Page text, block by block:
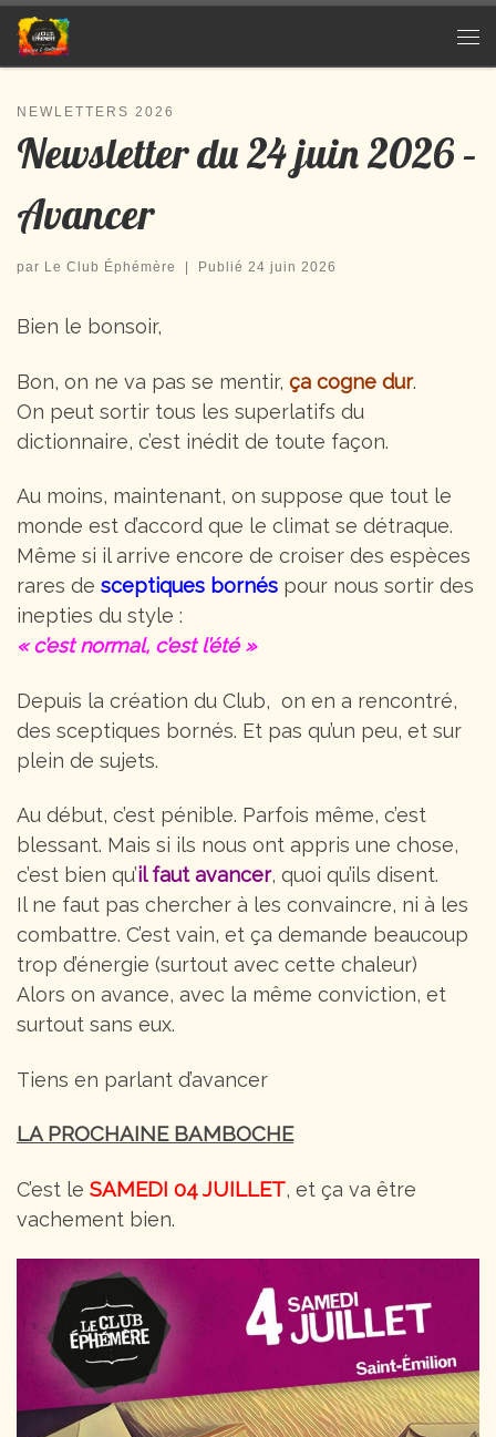
Passer au contenu
NEWLETTERS 2026
Newsletter du 24 juin 2026 –
Avancer
par Le Club Éphémère Publié 24 juin 2026
Bien le bonsoir,
Bon, on ne va pas se mentir, ça cogne dur.
On peut sortir tous les superlatifs du
dictionnaire, c’est inédit de toute façon.
Au moins, maintenant, on suppose que tout le
monde est d’accord que le climat se détraque.
Même si il arrive encore de croiser des espèces
rares de sceptiques bornés pour nous sortir des
inepties du style :
« c’est normal, c’est l’été »
Depuis la création du Club, on en a rencontré,
des sceptiques bornés. Et pas qu’un peu, et sur
plein de sujets.
Au début, c’est pénible. Parfois même, c’est
blessant. Mais si ils nous ont appris une chose,
c’est bien qu’il faut avancer, quoi qu’ils disent.
Il ne faut pas chercher à les convaincre, ni à les
combattre. C’est vain, et ça demande beaucoup
trop d’énergie (surtout avec cette chaleur)
Alors on avance, avec la même conviction, et
surtout sans eux.
Tiens en parlant d’avancer
LA PROCHAINE BAMBOCHE
C’est le SAMEDI 04 JUILLET, et ça va être
vachement bien.